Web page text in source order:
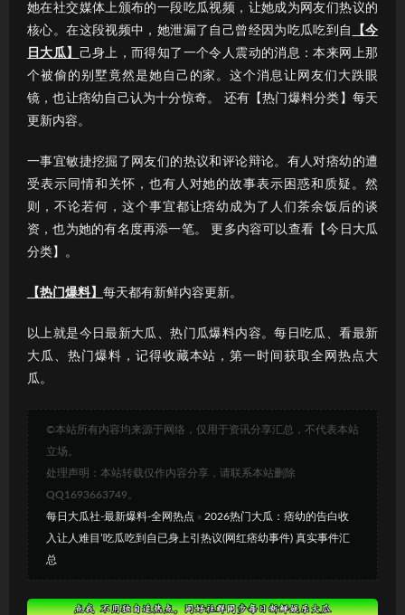
她在社交媒体上颁布的一段吃瓜视频，让她成为网友们热议的
核心。在这段视频中，她泄漏了自己曾经因为吃瓜吃到自
【今
日大瓜】
己身上，而得知了一个令人震动的消息：本来网上那
个被偷的别墅竟然是她自己的家。这个消息让网友们大跌眼
镜，也让痞幼自己认为十分惊奇。 还有【热门爆料分类】每天
更新内容。
一事宜敏捷挖掘了网友们的热议和评论辩论。有人对痞幼的遭
受表示同情和关怀，也有人对她的故事表示困惑和质疑。然
则，不论若何，这个事宜都让痞幼成为了人们茶余饭后的谈
资，也为她的有名度再添一笔。 更多内容可以查看【今日大瓜
分类】。
【热门爆料】 每天都有新鲜内容更新。
以上就是今日最新大瓜、热门瓜爆料内容。每日吃瓜、看最新
大瓜、热门爆料，记得收藏本站，第一时间获取全网热点大
瓜。
©本站所有内容均来源于网络，仅用于资讯分享汇总，不代表本站
立场。
处理声明：本站转载仅作内容分享，请联系本站删除
QQ1693663749。
每日大瓜社-最新爆料-全网热点 » 2026热门大瓜：痞幼的告白收
入让人难目’吃瓜吃到自已身上引热议(网红痞幼事件) 真实事件汇
总